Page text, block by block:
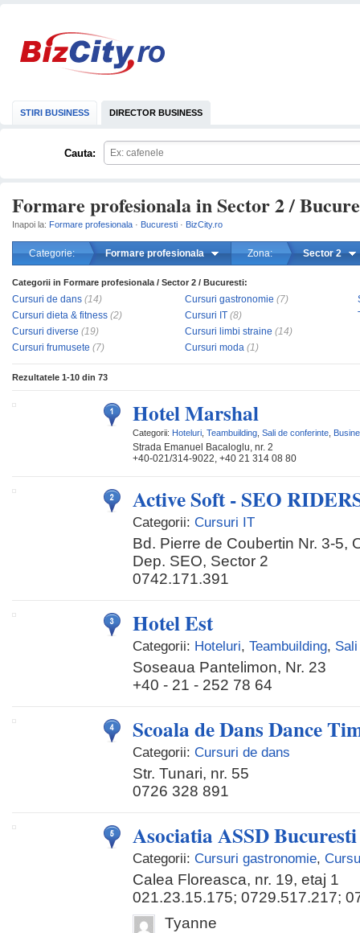
STIRI BUSINESS DIRECTOR BUSINESS
Cauta:
Formare profesionala in Sector 2 /
Inapoi la: Formare profesionala · Bucuresti · BizCity.ro
Categorie: Formare profesionala Zona: Sector 2
Categorii in Formare profesionala / Sector 2 / Bucuresti:
Cursuri de dans (14)
Cursuri dieta & fitness (2)
Cursuri diverse (19)
Cursuri frumusete (7)
Cursuri gastronomie (7)
Cursuri IT (8)
Cursuri limbi straine (14)
Cursuri moda (1)
Rezultatele 1-10 din 73
Hotel Marshal
Categorii: Hoteluri Teambuilding Sali de conferinte
Strada Emanuel Bacaloglu, nr. 2
+40-021/314-9022, +40 21 314 08 80
Active Soft - SEO
Categorii: Cursuri IT
Bd. Pierre de Coubertin Nr. 3-5,
Dep. SEO, Sector 2
0742.171.391
Hotel Est
Categorii: Hoteluri, Teambuilding,
Soseaua Pantelimon, Nr. 23
+40 - 21 - 252 78 64
Scoala de Dans Dance
Categorii: Cursuri de dans
Str. Tunari, nr. 55
0726 328 891
Asociatia ASSD Bucuresti
Categorii: Cursuri gastronomie,
Calea Floreasca, nr. 19, etaj 1
021.23.15.175; 0729.517.217;
Tyanne